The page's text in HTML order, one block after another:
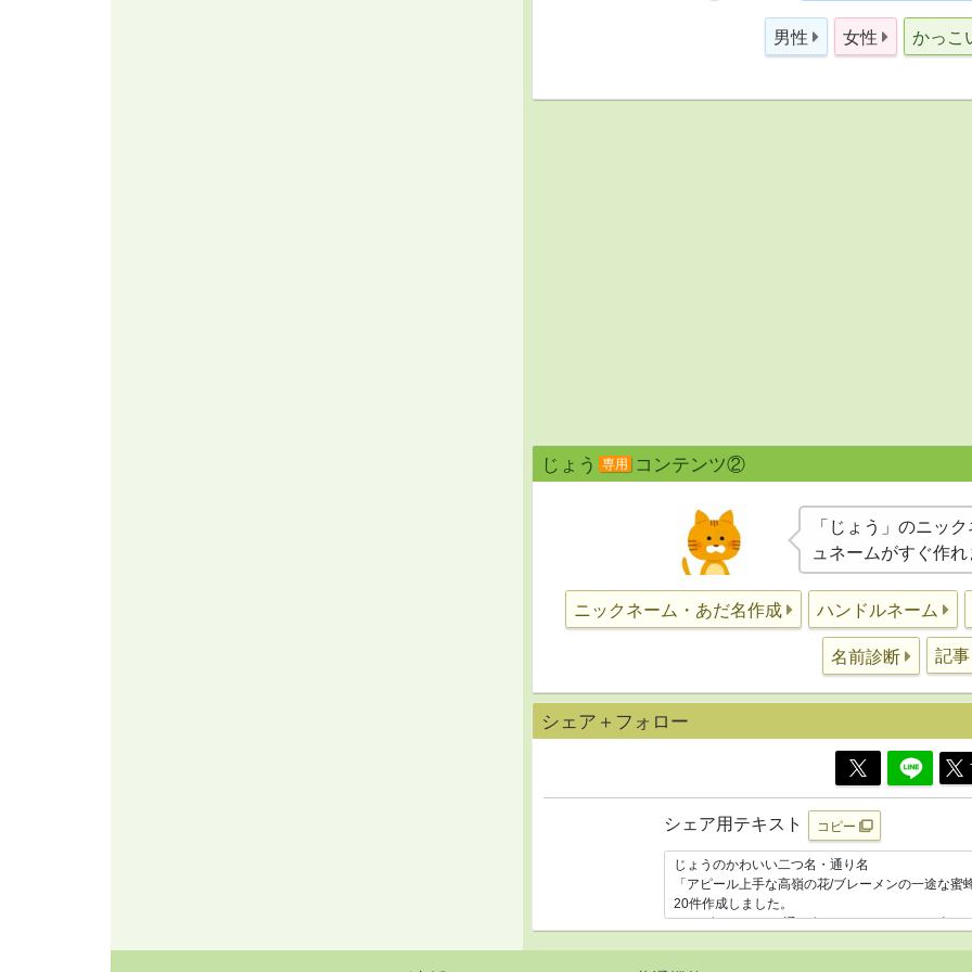
男性 女性 かっこ
じょう 専用 コンテンツ②
「じょう」のニッ
ュネームがすぐ作れ
ニックネーム・あだ名作成 ハンドルネーム
名前診断 記
シェア＋フォロー
シェア用テキスト コピー